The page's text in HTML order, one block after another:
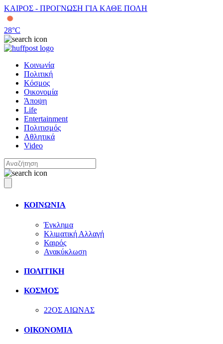
ΚΑΙΡΟΣ - ΠΡΟΓΝΩΣΗ ΓΙΑ ΚΑΘΕ ΠΟΛΗ
28°C
Κοινωνία
Πολιτική
Κόσμος
Οικονομία
Άποψη
Life
Entertainment
Πολιτισμός
Αθλητικά
Video
ΚΟΙΝΩΝΙΑ
Έγκλημα
Κλιματική Αλλαγή
Καιρός
Ανακύκλωση
ΠΟΛΙΤΙΚΗ
ΚΟΣΜΟΣ
22ΟΣ ΑΙΩΝΑΣ
ΟΙΚΟΝΟΜΙΑ